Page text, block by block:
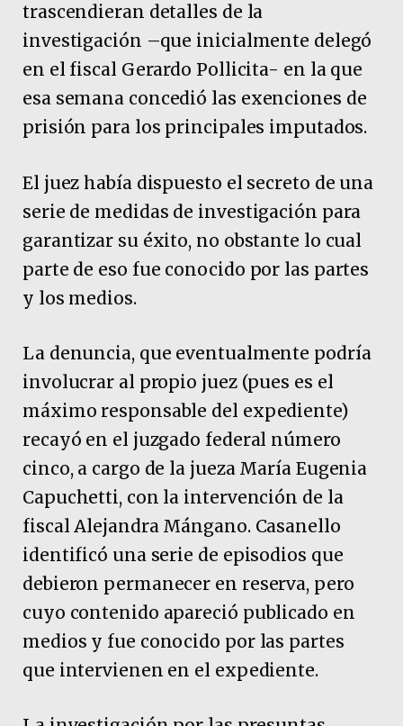
trascendieran detalles de la
investigación –que inicialmente delegó
en el fiscal Gerardo Pollicita- en la que
esa semana concedió las exenciones de
prisión para los principales imputados.
El juez había dispuesto el secreto de una
serie de medidas de investigación para
garantizar su éxito, no obstante lo cual
parte de eso fue conocido por las partes
y los medios.
La denuncia, que eventualmente podría
involucrar al propio juez (pues es el
máximo responsable del expediente)
recayó en el juzgado federal número
cinco, a cargo de la jueza María Eugenia
Capuchetti, con la intervención de la
fiscal Alejandra Mángano. Casanello
identificó una serie de episodios que
debieron permanecer en reserva, pero
cuyo contenido apareció publicado en
medios y fue conocido por las partes
que intervienen en el expediente.